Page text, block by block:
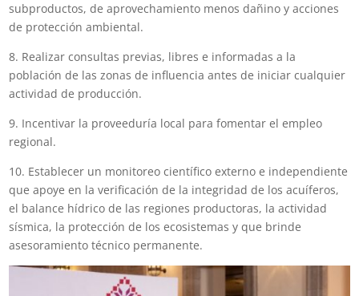
subproductos, de aprovechamiento menos dañino y acciones
de protección ambiental.
8. Realizar consultas previas, libres e informadas a la
población de las zonas de influencia antes de iniciar cualquier
actividad de producción.
9. Incentivar la proveeduría local para fomentar el empleo
regional.
10. Establecer un monitoreo científico externo e independiente
que apoye en la verificación de la integridad de los acuíferos,
el balance hídrico de las regiones productoras, la actividad
sísmica, la protección de los ecosistemas y que brinde
asesoramiento técnico permanente.